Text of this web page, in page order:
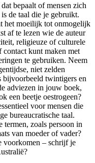
bepaalt of mensen zich
de taal die je gebruikt.
het moeilijk tot onmogelijk
af te lezen wie de auteur
religieuze of culturele
kunt maken met
te gebruiken. Neem
niet zelden
bijvoorbeeld twintigers en
adviezen in jouw boek,
een beetje oestrogeen?
voor mensen die
bureaucratische taal.
zoals persoon in
van moeder of vader?
voorkomen – schrijf je